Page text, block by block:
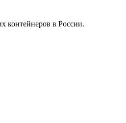
контейнеров в России.